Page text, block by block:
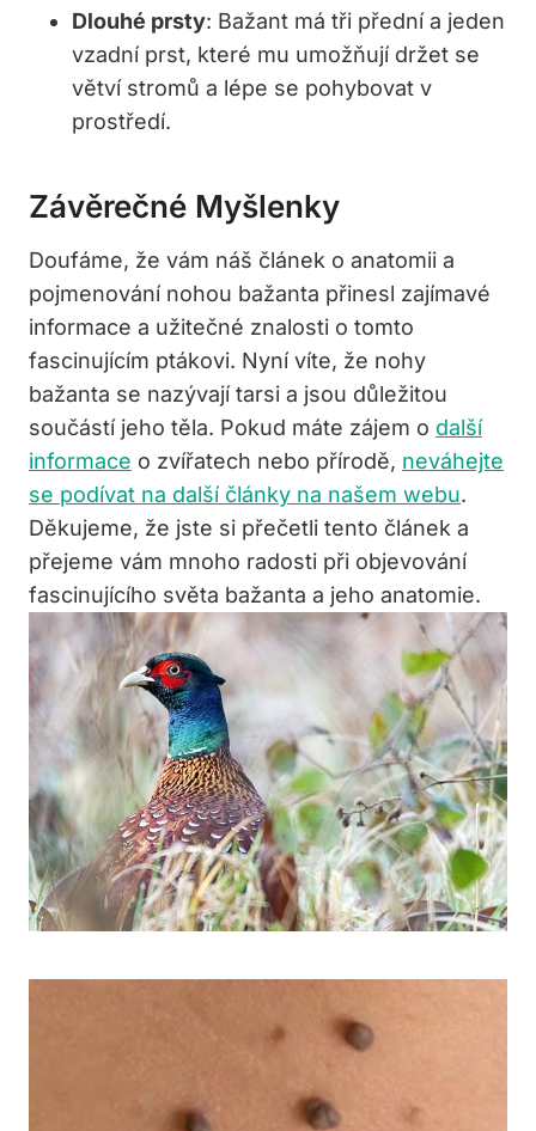
Dlouhé prsty: Bažant má tři přední a jeden
vzadní prst, které mu umožňují držet se
větví stromů a lépe se pohybovat v
prostředí.
Závěrečné Myšlenky
Doufáme, že vám náš článek o anatomii a
pojmenování nohou bažanta přinesl zajímavé
informace a užitečné znalosti o tomto
fascinujícím ptákovi. Nyní víte, že nohy
bažanta se nazývají tarsi a jsou důležitou
součástí jeho těla. Pokud máte zájem o další
informace o zvířatech nebo přírodě, neváhejte
se podívat na další články na našem webu.
Děkujeme, že jste si přečetli tento článek a
přejeme vám mnoho radosti při objevování
fascinujícího světa bažanta a jeho anatomie.